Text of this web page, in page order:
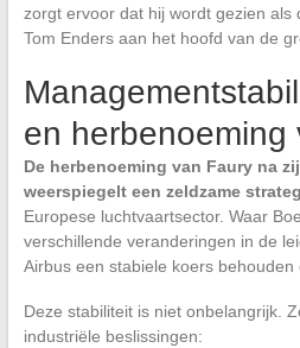
zorgt ervoor dat hij wordt gezien als
Tom Enders aan het hoofd van de
en herbenoeming
De herbenoeming van Faury na
weerspiegelt een zeldzame
Europese luchtvaartsector. Waar
verschillende veranderingen in de
Airbus een stabiele koers behouden
Deze stabiliteit is niet onbelangrijk.
industriële beslissingen: